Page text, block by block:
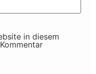
in diesem